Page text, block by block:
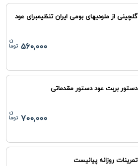
از ملودیهای بومی ایران تنظیمبرای عود
560,000
بربت عود دستور مقدماتی
700,000
روزانه پیانیست